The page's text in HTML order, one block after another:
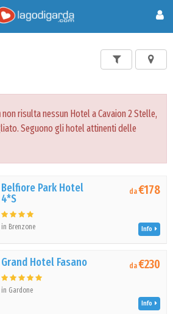
non risulta nessun Hotel a Cavaion 2 Stelle,
Seguono gli hotel attinenti delle
Belfiore Park Hotel
4*S
in Brenzone
da€178
Info
Grand Hotel Fasano
in Gardone
da€230
Info